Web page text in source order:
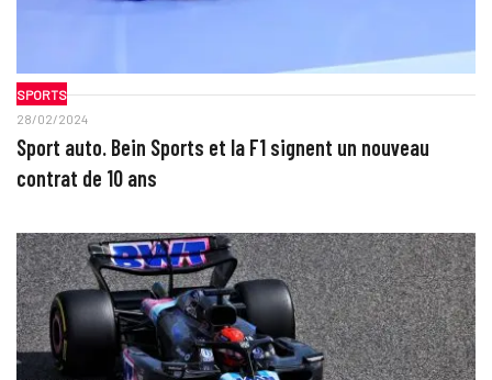
SPORTS
28/02/2024
Sport auto. Bein Sports et la F1 signent un nouveau
contrat de 10 ans